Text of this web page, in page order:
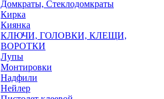
Домкраты, Стеклодомкраты
Кирка
Киянка
КЛЮЧИ, ГОЛОВКИ, КЛЕЩИ,
ВОРОТКИ
Лупы
Монтировки
Надфили
Нейлер